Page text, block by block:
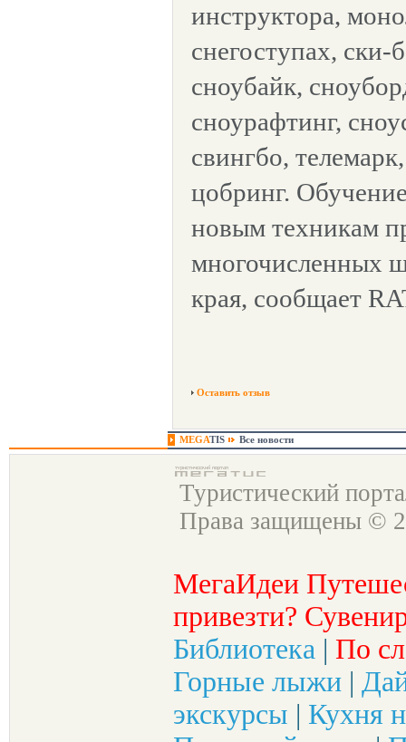
инструктора,
снегоступах,
сноубайк,
сноурафтинг,
свингбо,
цобринг.
новым техникам
многочисленных
края, сообщает
Оставить отзыв
MEGATIS Все новости
Туристический
Права защищены ©
МегаИдеи
привезти?
Библиотека | По
Горные лыжи |
экскурсы | Кухня